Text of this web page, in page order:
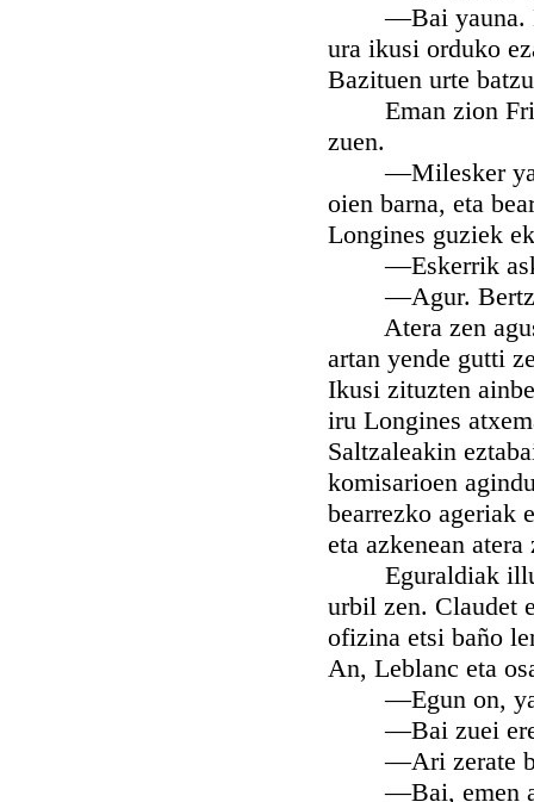
—Bai yauna.
ura ikusi orduko
Bazituen urte
Eman zion
zuen.
—Milesker
oien barna, eta
Longines guziek
—Eskerrik
—Agur. Bertze
Atera zen
artan yende gutti
Ikusi zituzten
iru Longines
Saltzaleakin
komisarioen
bearrezko ageriak
eta azkenean
Eguraldiak illun
urbil zen. Claudet
ofizina etsi baño
An, Leblanc eta
—Egun on,
—Bai zuei ere.
—Ari zerate
—Bai, emen ari